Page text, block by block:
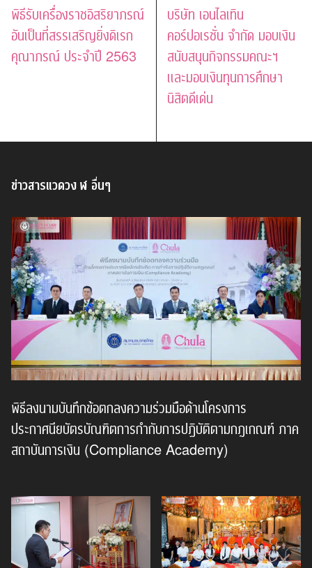
พิธีรับเครื่องราชอิสริยาภรณ์
อันเป็นที่สรรเสริญยิ่งดิเรก
คุณาภรณ์ ประจำปี 2563
บริษัท เอนไลเทิน
คอร์ปอเรชั่น จำกัด มอบเงิน
สนับสนุนกิจกรรมคณะฯ
และมอบเงินทุนการศึกษา
นิสิตดีเด่น
ข่าวสารแวดวง ฬ อื่นๆ
พิธีลงนามบันทึกข้อตกลงความร่วมมือด้านโครงการ
ประกาศนียบัตรบัณฑิตการกำกับการปฏิบัติตามกฎเกณฑ์ ภาค
สถาบันการเงิน (Compliance Academy)